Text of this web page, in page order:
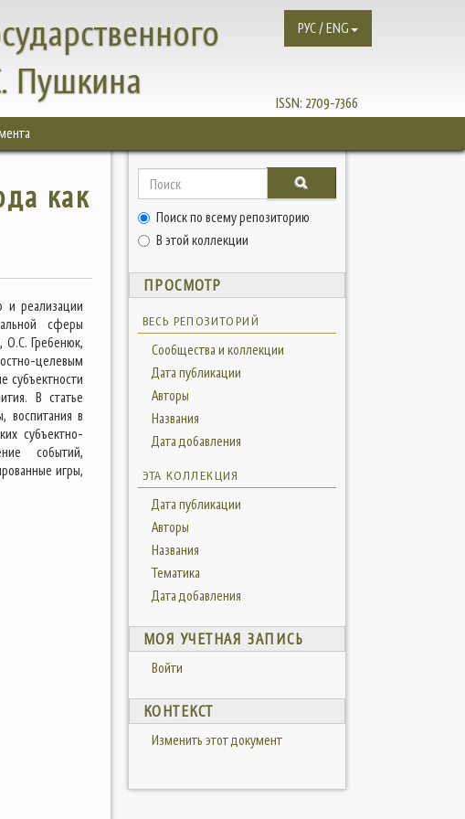
Пушкина
ISSN: 2709-7366
РУС / ENG
как
и реализации
сферы
О.С. Гребенюк,
целевым
субъектности
В статье
воспитания в
субъектно-
событий,
игры,
Поиск по всему репозиторию
В этой коллекции
ПРОСМОТР
ВЕСЬ РЕПОЗИТОРИЙ
Сообщества и коллекции
Дата публикации
Авторы
Названия
Дата добавления
ЭТА КОЛЛЕКЦИЯ
Дата публикации
Авторы
Названия
Тематика
Дата добавления
МОЯ УЧЕТНАЯ ЗАПИСЬ
Войти
КОНТЕКСТ
Изменить этот документ